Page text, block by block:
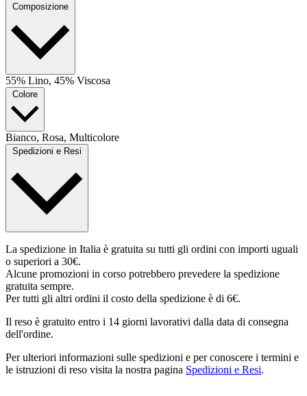
Composizione
55% Lino, 45% Viscosa
Colore
Bianco, Rosa, Multicolore
Spedizioni e Resi
La spedizione in Italia è gratuita su tutti gli ordini con importi uguali
o superiori a 30€.
Alcune promozioni in corso potrebbero prevedere la spedizione
gratuita sempre.
Per tutti gli altri ordini il costo della spedizione è di 6€.
Il reso è gratuito entro i 14 giorni lavorativi dalla data di consegna
dell'ordine.
Per ulteriori informazioni sulle spedizioni e per conoscere i termini e
le istruzioni di reso visita la nostra pagina Spedizioni e Resi.